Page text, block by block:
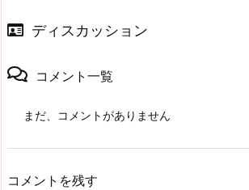
ディスカッション
コメント一覧
まだ、コメントがありません
コメントを残す